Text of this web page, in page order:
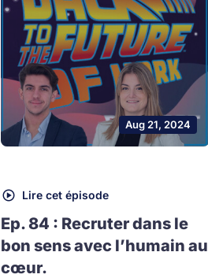
Aug 21, 2024
Lire cet épisode
Ep. 84 : Recruter dans le
bon sens avec l’humain au
cœur.